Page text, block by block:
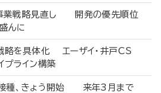
事業戦略見直し 開発の優先順位
んに
略を具体化 エーザイ・井戸CS
プライン構築
接種、きょう開始 来年3月まで